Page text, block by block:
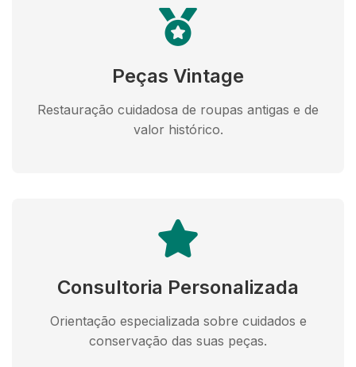
Peças Vintage
Restauração cuidadosa de roupas antigas e de
valor histórico.
Consultoria Personalizada
Orientação especializada sobre cuidados e
conservação das suas peças.